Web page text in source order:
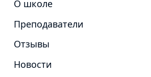
О школе
Преподаватели
Отзывы
Новости